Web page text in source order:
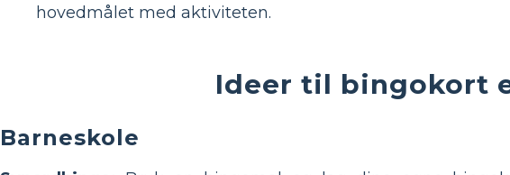
hovedmålet med aktiviteten.
Ideer til bingokort
Barneskole